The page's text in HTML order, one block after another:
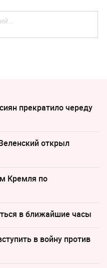
прекратило череду
открыл
Кремля по
в ближайшие часы
в войну против